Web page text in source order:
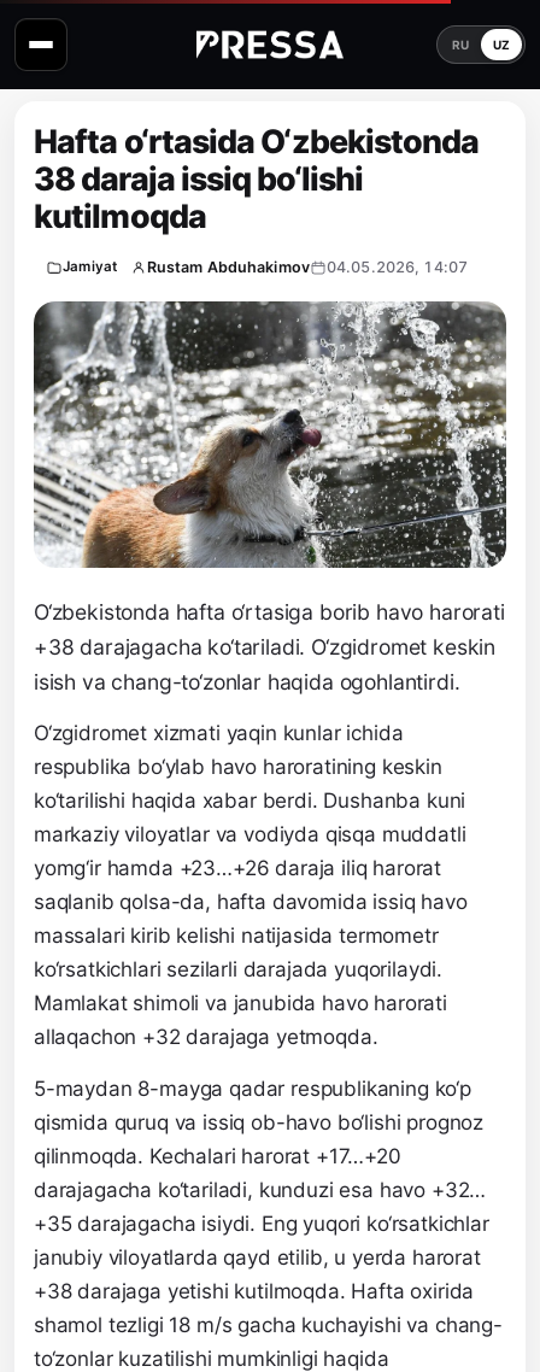
RU UZ
Hafta o‘rtasida O‘zbekistonda
38 daraja issiq bo‘lishi
kutilmoqda
Jamiyat Rustam Abduhakimov 04.05.2026, 14:07
O‘zbekistonda hafta o‘rtasiga borib havo harorati
+38 darajagacha ko‘tariladi. O‘zgidromet keskin
isish va chang-to‘zonlar haqida ogohlantirdi.
O‘zgidromet xizmati yaqin kunlar ichida
respublika bo‘ylab havo haroratining keskin
ko‘tarilishi haqida xabar berdi. Dushanba kuni
markaziy viloyatlar va vodiyda qisqa muddatli
yomg‘ir hamda +23…+26 daraja iliq harorat
saqlanib qolsa-da, hafta davomida issiq havo
massalari kirib kelishi natijasida termometr
ko‘rsatkichlari sezilarli darajada yuqorilaydi.
Mamlakat shimoli va janubida havo harorati
allaqachon +32 darajaga yetmoqda.
5-maydan 8-mayga qadar respublikaning ko‘p
qismida quruq va issiq ob-havo bo‘lishi prognoz
qilinmoqda. Kechalari harorat +17…+20
darajagacha ko‘tariladi, kunduzi esa havo +32…
+35 darajagacha isiydi. Eng yuqori ko‘rsatkichlar
janubiy viloyatlarda qayd etilib, u yerda harorat
+38 darajaga yetishi kutilmoqda. Hafta oxirida
shamol tezligi 18 m/s gacha kuchayishi va chang-
to‘zonlar kuzatilishi mumkinligi haqida